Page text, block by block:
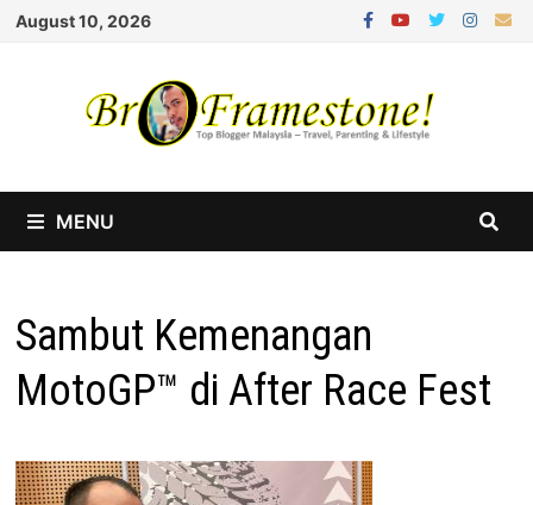
Skip
August 10, 2026
MENU
Sambut Kemenangan
MotoGP™ di After Race Fest